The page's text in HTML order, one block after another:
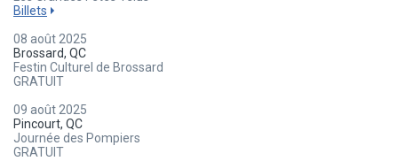
Billets
08 août 2025
Brossard, QC
Festin Culturel de Brossard
GRATUIT
09 août 2025
Pincourt, QC
Journée des Pompiers
GRATUIT